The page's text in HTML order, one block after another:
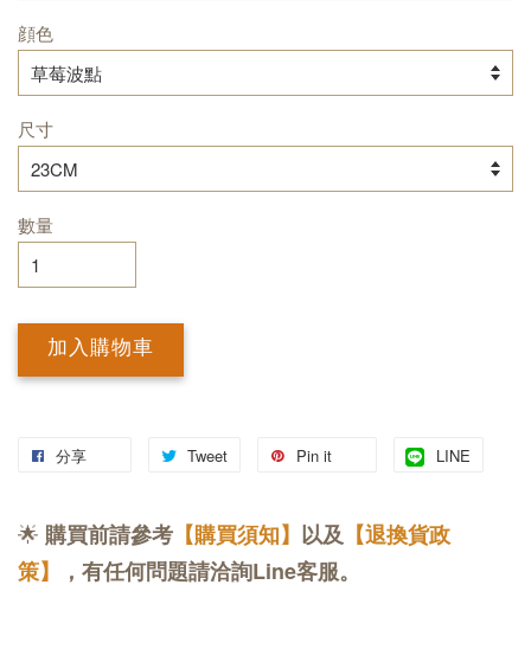
顔色
尺寸
數量
加入購物車
分享 Tweet Pin it LINE
🌟 購買前請參考 【購買須知】 以及 【退換貨政
策】
，有任何問題請洽詢Line客服。